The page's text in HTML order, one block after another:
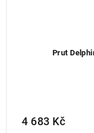
Prut
4 683 Kč